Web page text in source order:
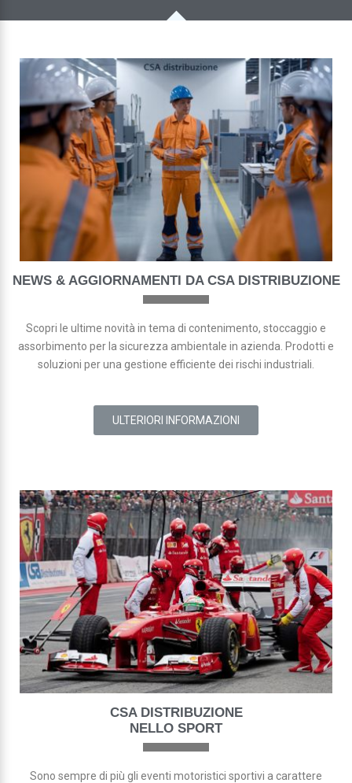
NEWS & AGGIORNAMENTI DA CSA DISTRIBUZIONE
Scopri le ultime novità in tema di contenimento, stoccaggio e
assorbimento per la sicurezza ambientale in azienda. Prodotti e
soluzioni per una gestione efficiente dei rischi industriali.
ULTERIORI INFORMAZIONI
CSA DISTRIBUZIONE
NELLO SPORT
Sono sempre di più gli eventi motoristici sportivi a carattere